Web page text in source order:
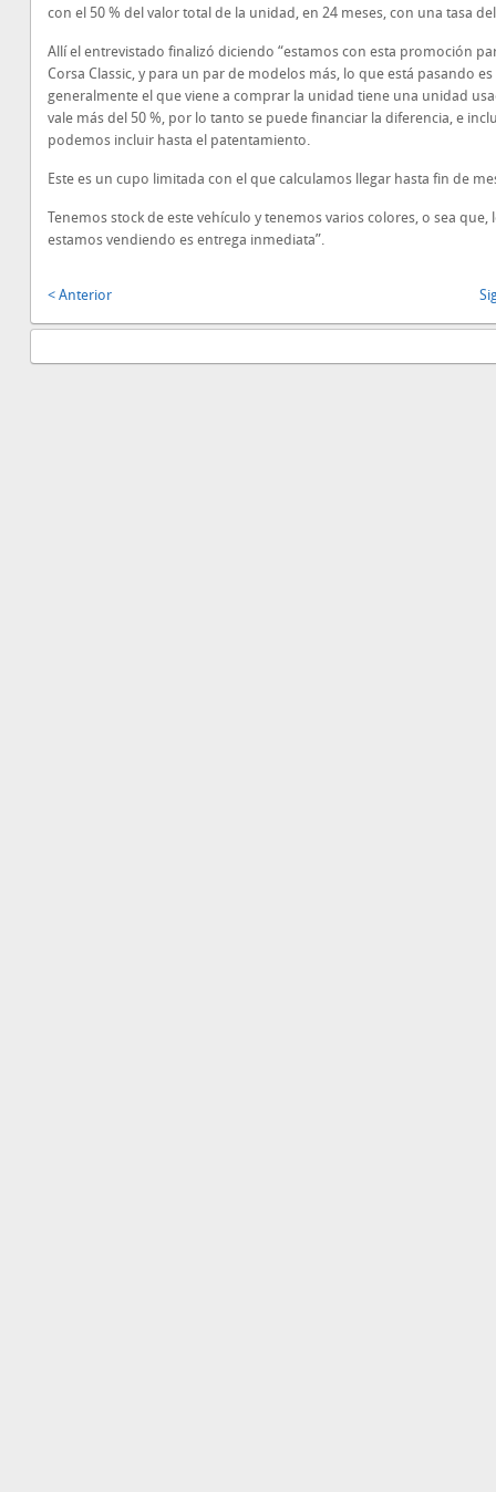
con el 50 % del valor total de la unidad, en 24 meses, con una tasa del
Allí el entrevistado finalizó diciendo “estamos con esta promoción
Corsa Classic, y para un par de modelos más, lo que está pasando
generalmente el que viene a comprar la unidad tiene una unidad
vale más del 50 %, por lo tanto se puede financiar la diferencia, e
podemos incluir hasta el patentamiento.
Este es un cupo limitada con el que calculamos llegar hasta fin de
Tenemos stock de este vehículo y tenemos varios colores, o sea que,
estamos vendiendo es entrega inmediata”.
< Anterior